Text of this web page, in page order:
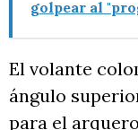
golpear al
El volante
ángulo
para el